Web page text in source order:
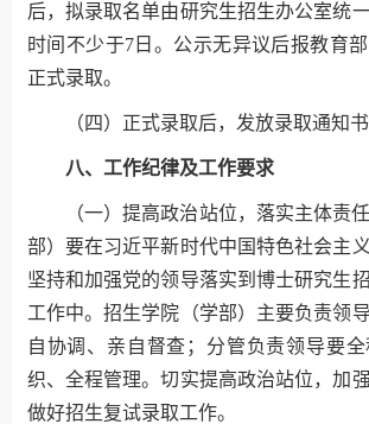
后，拟录取名单由研究生招生办公室统
时间不少于7日。公示无异议后报教育
正式录取。
（四）正式录取后，发放录取通知书
八、工作纪律及工作要求
（一）提高政治站位，落实主体责
部）要在习近平新时代中国特色社会主
坚持和加强党的领导落实到博士研究生
工作中。招生学院（学部）主要负责领
自协调、亲自督查；分管负责领导要
织、全程管理。切实提高政治站位，加
做好招生复试录取工作。